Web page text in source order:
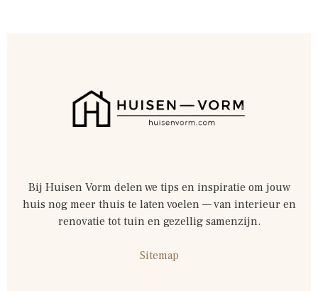
Bij Huisen Vorm delen we tips en inspiratie om jouw
huis nog meer thuis te laten voelen — van interieur en
renovatie tot tuin en gezellig samenzijn.
Sitemap